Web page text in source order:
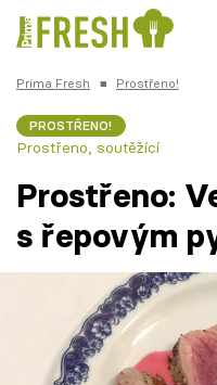
Česká kuchyně
Témata
Recepty
Prima Fresh ■ Prostřeno!
PROSTŘENO!
Prostřeno, soutěžící
Prostřeno:
s řepovým